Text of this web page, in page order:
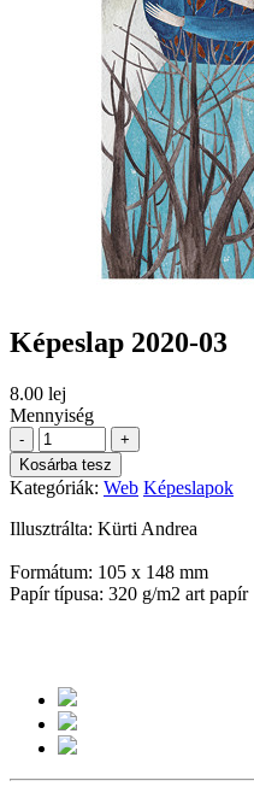
Képeslap 2020-03
8.00 lej
Mennyiség
-
+
Kosárba tesz
Kategóriák: Web Képeslapok
Illusztrálta: Kürti Andrea
Formátum: 105 x 148 mm
Papír típusa: 320 g/m2 art papír